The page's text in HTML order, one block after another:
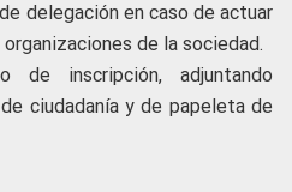
delegación en caso de actuar
de la sociedad.
de inscripción, adjuntando
ciudadanía y de papeleta de